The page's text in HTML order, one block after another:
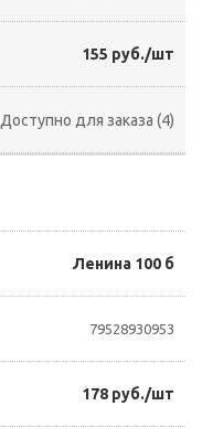
155 руб./шт
Доступно для заказа (4)
Ленина 100 б
79528930953
178 руб./шт